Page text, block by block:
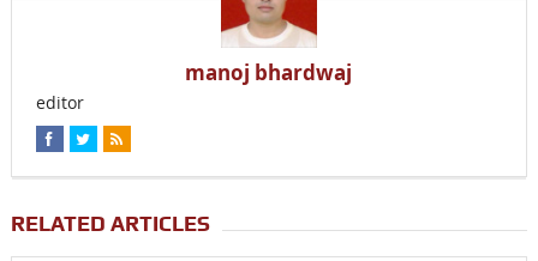
manoj bhardwaj
editor
RELATED ARTICLES